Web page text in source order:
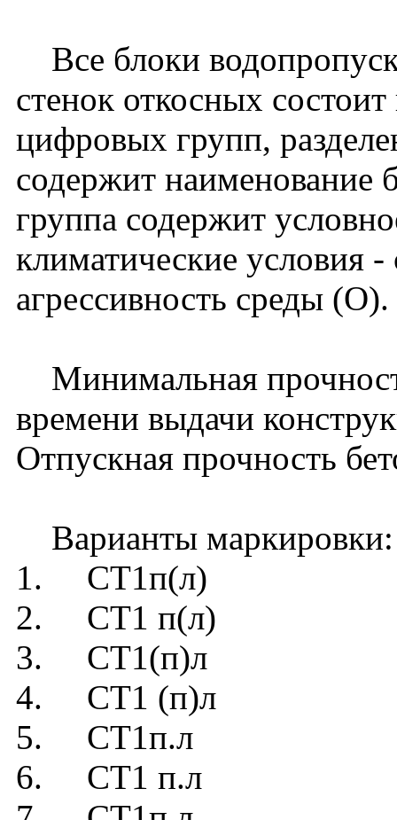
Все блоки
стенок откосных
цифровых групп,
содержит наименование
группа содержит
климатические условия
агрессивность среды (О).
Минимальная
времени выдачи
Отпускная прочность
Варианты маркировки:
1. СТ1п(л)
2. СТ1 п(л)
3. СТ1(п)л
4. СТ1 (п)л
5. СТ1п.л
6. СТ1 п.л